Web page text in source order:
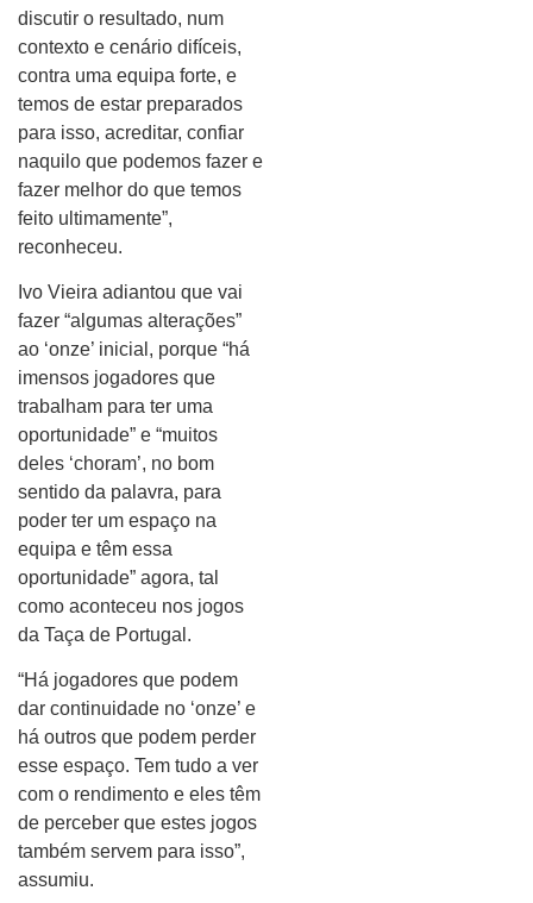
discutir o resultado, num
contexto e cenário difíceis,
contra uma equipa forte, e
temos de estar preparados
para isso, acreditar, confiar
naquilo que podemos fazer e
fazer melhor do que temos
feito ultimamente”,
reconheceu.
Ivo Vieira adiantou que vai
fazer “algumas alterações”
ao ‘onze’ inicial, porque “há
imensos jogadores que
trabalham para ter uma
oportunidade” e “muitos
deles ‘choram’, no bom
sentido da palavra, para
poder ter um espaço na
equipa e têm essa
oportunidade” agora, tal
como aconteceu nos jogos
da Taça de Portugal.
“Há jogadores que podem
dar continuidade no ‘onze’ e
há outros que podem perder
esse espaço. Tem tudo a ver
com o rendimento e eles têm
de perceber que estes jogos
também servem para isso”,
assumiu.